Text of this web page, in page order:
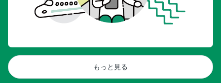
もっと見る